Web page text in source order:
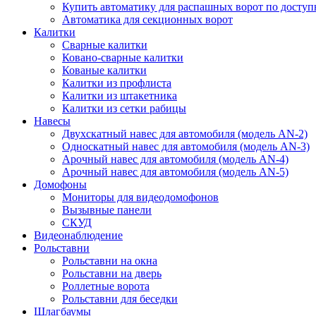
Купить автоматику для распашных ворот по
Автоматика для секционных ворот
Калитки
Сварные калитки
Ковано-сварные калитки
Кованые калитки
Калитки из профлиста
Калитки из штакетника
Калитки из сетки рабицы
Навесы
Двухскатный навес для автомобиля (модель AN-2)
Односкатный навес для автомобиля (модель AN-3)
Арочный навес для автомобиля (модель AN-4)
Арочный навес для автомобиля (модель AN-5)
Домофоны
Мониторы для видеодомофонов
Вызывные панели
СКУД
Видеонаблюдение
Рольставни
Рольставни на окна
Рольставни на дверь
Роллетные ворота
Рольставни для беседки
Шлагбаумы